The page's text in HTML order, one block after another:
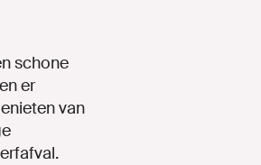
schone
er
van